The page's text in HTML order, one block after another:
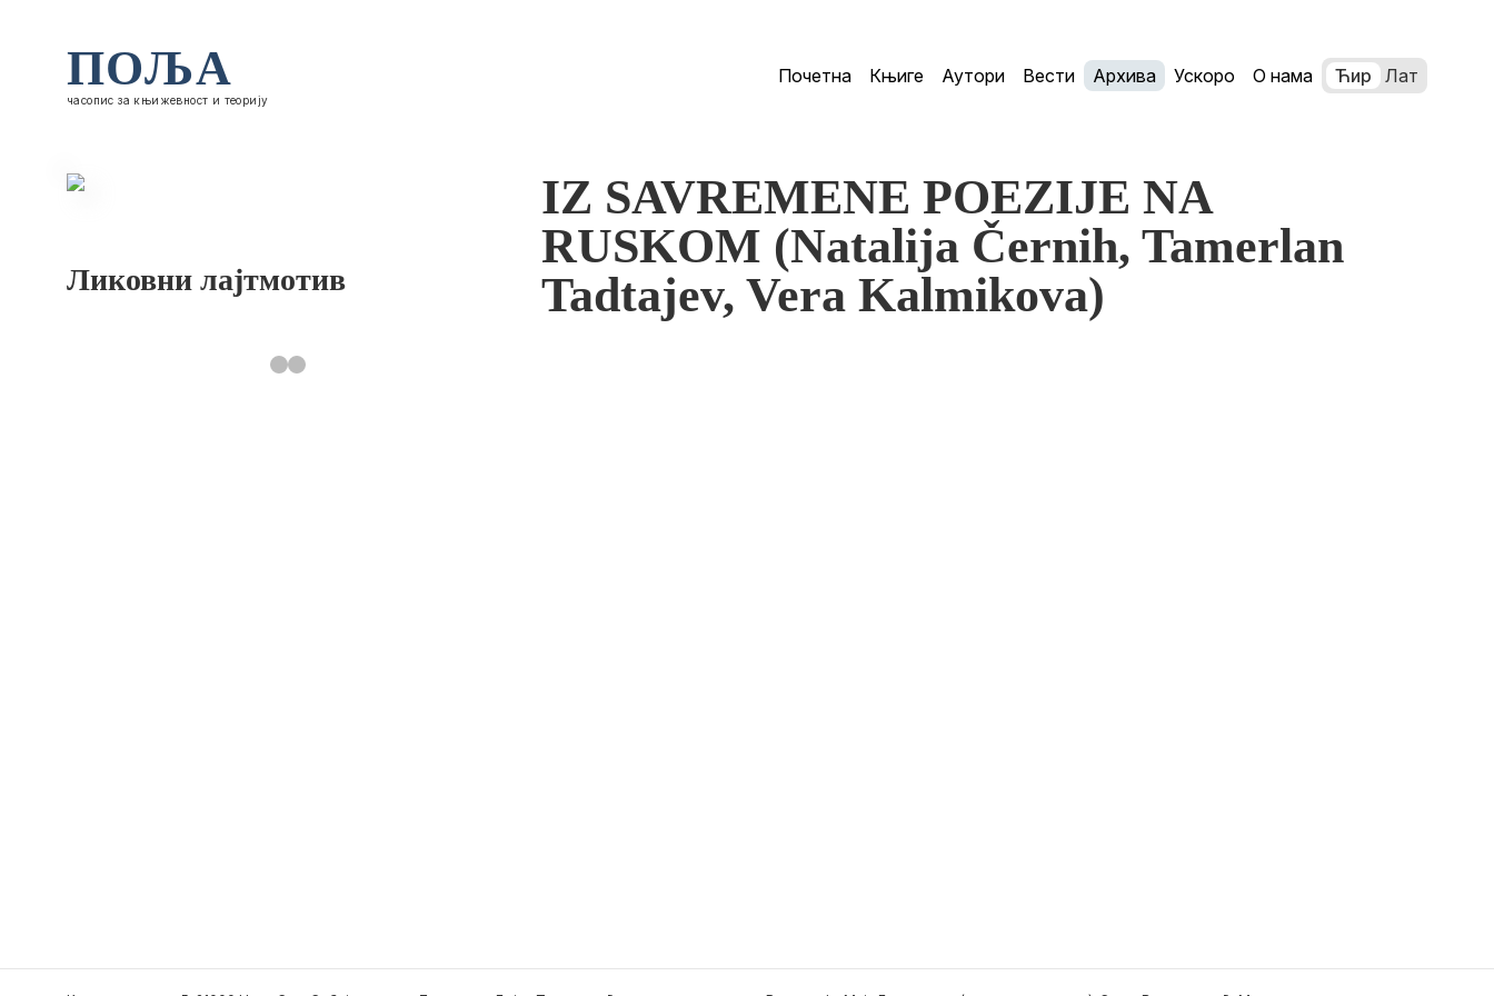
ПОЉА
часопис за књижевност и теорију
Почетна Књиге Аутори Вести Архива Ускоро О нама Ћир Лат
Ликовни лајтмотив
IZ SAVREMENE POEZIJE NA
RUSKOM (Natalija Černih, Tamerlan
Tadtajev, Vera Kalmikova)